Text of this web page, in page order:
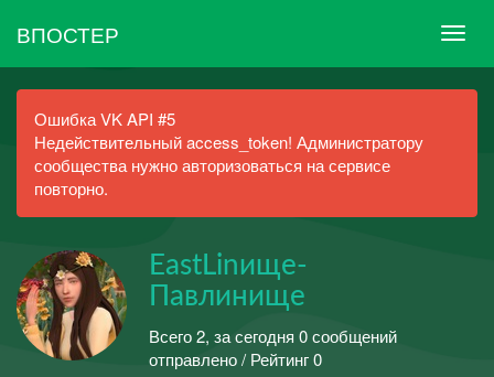
ВПОСТЕР
Ошибка VK API #5
Недействительный access_token! Администратору
сообщества нужно авторизоваться на сервисе
повторно.
EastLinище-
Павлинище
Всего 2, за сегодня 0 сообщений
отправлено / Рейтинг 0